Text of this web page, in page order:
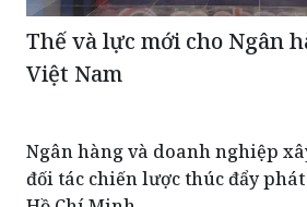
Thế và lực mới cho Ngân
Việt Nam
Ngân hàng và doanh nghiệp
đối tác chiến lược thúc đẩy